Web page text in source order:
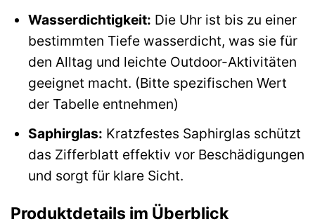
Wasserdichtigkeit: Die Uhr ist bis zu einer
bestimmten Tiefe wasserdicht, was sie für
den Alltag und leichte Outdoor-Aktivitäten
geeignet macht. (Bitte spezifischen Wert
der Tabelle entnehmen)
Saphirglas: Kratzfestes Saphirglas schützt
das Zifferblatt effektiv vor Beschädigungen
und sorgt für klare Sicht.
Produktdetails im Überblick